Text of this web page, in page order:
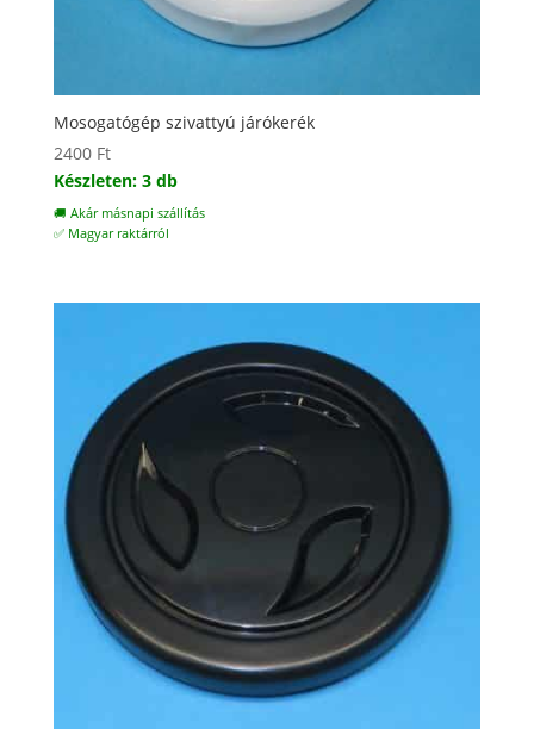
Mosogatógép szivattyú járókerék
2400 Ft
Készleten: 3 db
🚚 Akár másnapi szállítás
✅ Magyar raktárról